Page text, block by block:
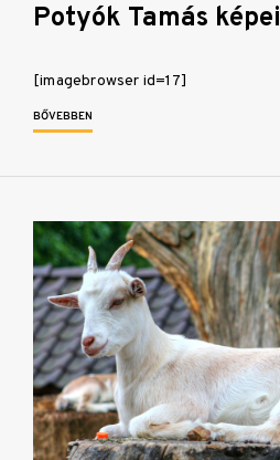
Potyók Tamás képei
[imagebrowser id=17]
BŐVEBBEN